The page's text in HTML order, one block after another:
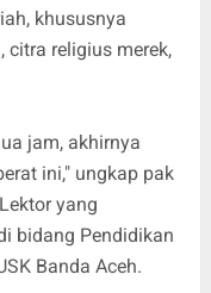
khususnya
citra religius merek,
jam, akhirnya
ini," ungkap pak
yang
bidang Pendidikan
Banda Aceh.